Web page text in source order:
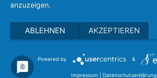
anzuzeigen.
ABLEHNEN AKZEPTIEREN
Powered by &
Impressum Datenschutzerklärung